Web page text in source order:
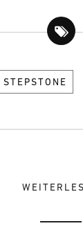
STEPSTONE